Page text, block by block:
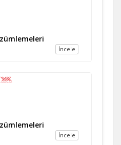
İncele
İncele